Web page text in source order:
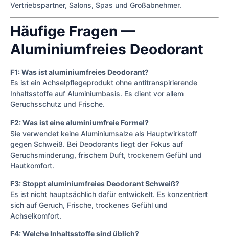
Vertriebspartner, Salons, Spas und Großabnehmer.
Häufige Fragen —
Aluminiumfreies Deodorant
F1: Was ist aluminiumfreies Deodorant?
Es ist ein Achselpflegeprodukt ohne antitranspirierende
Inhaltsstoffe auf Aluminiumbasis. Es dient vor allem
Geruchsschutz und Frische.
F2: Was ist eine aluminiumfreie Formel?
Sie verwendet keine Aluminiumsalze als Hauptwirkstoff
gegen Schweiß. Bei Deodorants liegt der Fokus auf
Geruchsminderung, frischem Duft, trockenem Gefühl und
Hautkomfort.
F3: Stoppt aluminiumfreies Deodorant Schweiß?
Es ist nicht hauptsächlich dafür entwickelt. Es konzentriert
sich auf Geruch, Frische, trockenes Gefühl und
Achselkomfort.
F4: Welche Inhaltsstoffe sind üblich?